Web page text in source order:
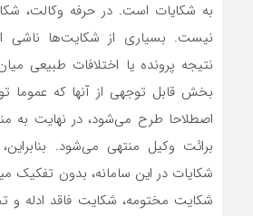
به شکایات است. در حرفه وکالت،
نیست. بسیاری از شکایت‌ها ناشی
نتیجه پرونده یا اختلافات طبیعی
بخش قابل توجهی از آنها که عموما
اصطلاحا طرح می‌شود، در نهایت به
برائت وکیل منتهی می‌شود.
شکایات در این سامانه، بدون تفکیک
شکایت مختومه، شکایت فاقد ادله و